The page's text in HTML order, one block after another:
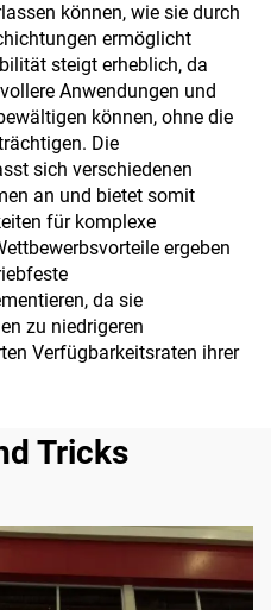
können, wie sie durch
ermöglicht
steigt erheblich, da
Anwendungen und
können, ohne die
Die
sich verschiedenen
an und bietet somit
für komplexe
ergeben
da sie
zu niedrigeren
Verfügbarkeitsraten ihrer
Tricks